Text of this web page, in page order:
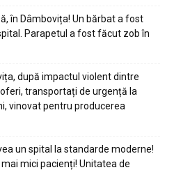
în Dâmbovița! Un bărbat a fost
Parapetul a fost făcut zob în
după impactul violent dintre
transportați de urgență la
vinovat pentru producerea
un spital la standarde moderne!
mici pacienți! Unitatea de